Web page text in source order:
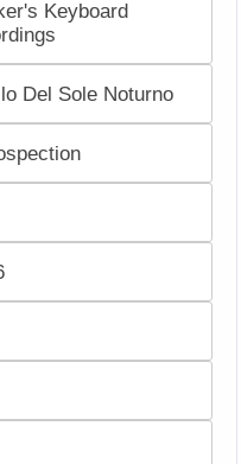
Keyboard
Del Sole Noturno